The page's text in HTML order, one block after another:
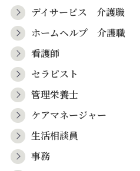
デイサービス 介護職
ホームヘルプ 介護職
看護師
セラピスト
管理栄養士
ケアマネージャー
生活相談員
事務